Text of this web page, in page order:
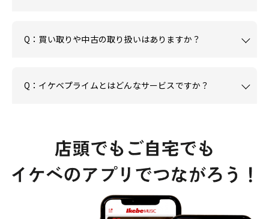
Q：買い取りや中古の取り扱いはありますか？
Q：イケベプライムとはどんなサービスですか？